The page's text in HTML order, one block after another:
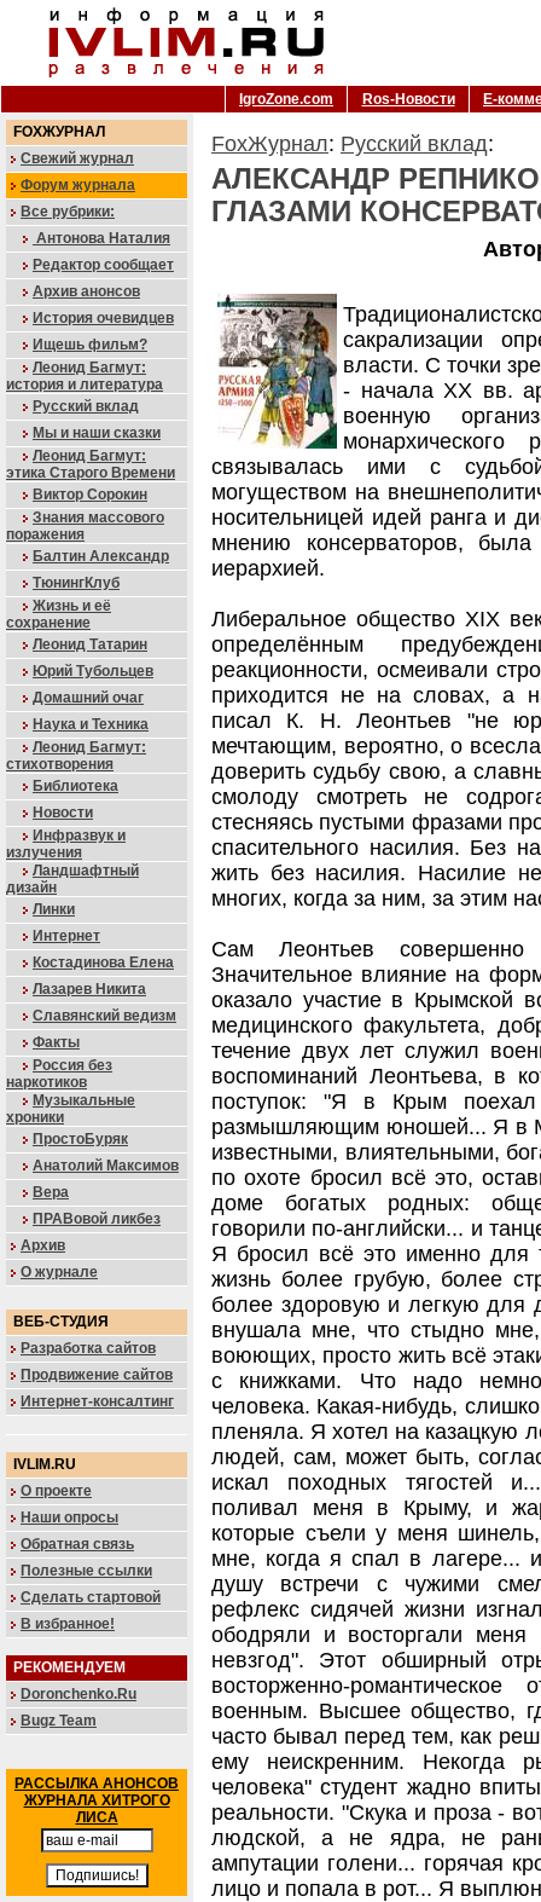
IgroZone.com Ros-Новости
Е-
FOXЖУРНАЛ
Свежий журнал
Форум журнала
Все рубрики:
Антонова Наталия
Редактор сообщает
Архив анонсов
История очевидцев
Ищешь фильм?
Леонид Багмут:
история и литература
Русский вклад
Мы и наши сказки
Леонид Багмут:
этика Старого Времени
Виктор Сорокин
Знания массового
поражения
Балтин Александр
ТюнингКлуб
Жизнь и её
сохранение
Леонид Татарин
Юрий Тубольцев
Домашний очаг
Наука и Техника
Леонид Багмут:
стихотворения
Библиотека
Новости
Инфразвук и
излучения
Ландшафтный
дизайн
Линки
Интернет
Костадинова Елена
Лазарев Никита
Славянский ведизм
Факты
Россия без
наркотиков
Музыкальные
хроники
ПростоБуряк
Анатолий Максимов
Вера
ПРАВовой ликбез
Архив
О журнале
ВЕБ-СТУДИЯ
Разработка сайтов
Продвижение сайтов
Интернет-консалтинг
IVLIM.RU
О проекте
Наши опросы
Обратная связь
Полезные ссылки
Сделать стартовой
В избранное!
РЕКОМЕНДУЕМ
Doronchenko.Ru
Bugz Team
РАССЫЛКА АНОНСОВ
ЖУРНАЛА ХИТРОГО
ЛИСА
FoxЖурнал: Русский вклад:
АЛЕКСАНДР
ГЛАЗАМИ
сакрализации
власти. С точки
- начала XX вв.
военную
связывалась ими с
могуществом на
носительницей идей ранга и
мнению консерваторов,
иерархией.
Либеральное общество XIX
определённым
реакционности, осмеивали
приходится не на словах, а
писал К. Н. Леонтьев "не
мечтающим, вероятно, о
доверить судьбу свою, а
смолоду смотреть не
стесняясь пустыми фразами
спасительного насилия. Без
жить без насилия. Насилие
многих, когда за ним, за этим
Сам Леонтьев
Значительное влияние на
оказало участие в Крымской
медицинского факультета,
течение двух лет служил
воспоминаний Леонтьева, в
поступок: "Я в Крым
размышляющим юношей... Я в
известными, влиятельными,
по охоте бросил всё это,
доме богатых родных:
говорили по-английски... и
Я бросил всё это именно для
жизнь более грубую, более
более здоровую и легкую для
внушала мне, что стыдно
воюющих, просто жить всё
с книжками. Что надо
человека. Какая-нибудь,
пленяла. Я хотел на казацкую
людей, сам, может быть,
искал походных тягостей
поливал меня в Крыму, и
которые съели у меня
мне, когда я спал в лагере...
душу встречи с чужими
рефлекс сидячей жизни
ободряли и восторгали
невзгод". Этот обширный
восторженно-
военным. Высшее общество,
часто бывал перед тем, как
ему неискренним. Некогда
человека" студент жадно
реальности. "Скука и проза -
людской, а не ядра, не
ампутации голени... горячая
лицо и попала в рот... Я